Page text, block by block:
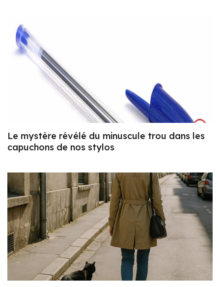
Le mystère révélé du minuscule trou dans les
capuchons de nos stylos